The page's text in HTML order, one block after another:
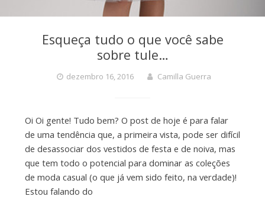
Esqueça tudo o que você sabe
sobre tule…
dezembro 16, 2016 Camilla Guerra
Oi Oi gente! Tudo bem? O post de hoje é para falar
de uma tendência que, a primeira vista, pode ser difícil
de desassociar dos vestidos de festa e de noiva, mas
que tem todo o potencial para dominar as coleções
de moda casual (o que já vem sido feito, na verdade)!
Estou falando do